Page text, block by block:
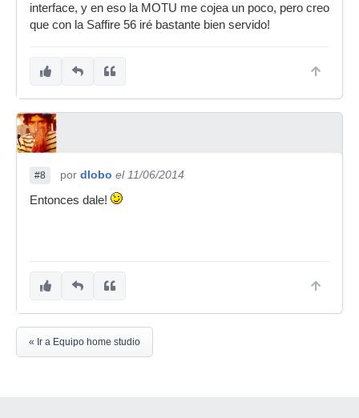
interface, y en eso la MOTU me cojea un poco, pero creo
que con la Saffire 56 iré bastante bien servido!
#8 por dlobo el 11/06/2014
Entonces dale!
« Ir a Equipo home studio